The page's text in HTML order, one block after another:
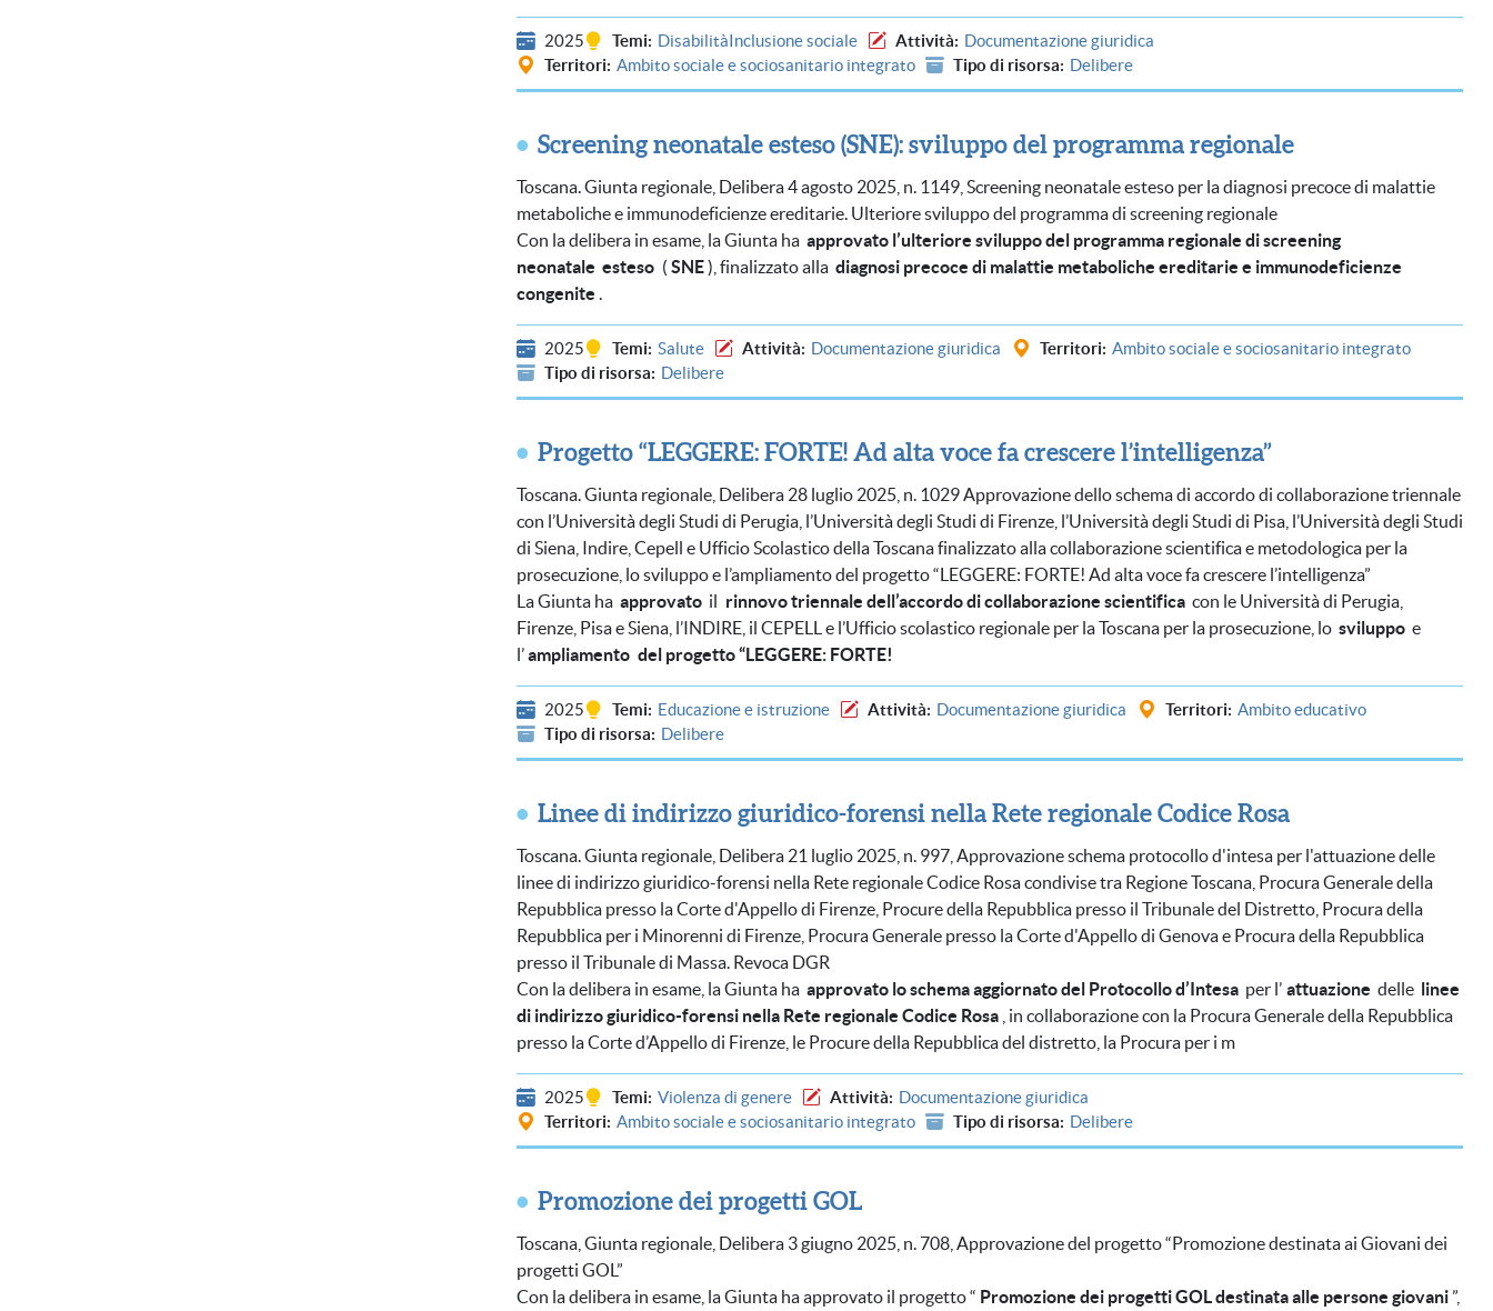
2025 Temi Disabilità Inclusione sociale Attività
Documentazione giuridica
Territori Ambito sociale e sociosanitario integrato Tipo di risorsa Delibere
Screening neonatale esteso (SNE): sviluppo del programma regionale
Toscana. Giunta regionale, Delibera 4 agosto 2025, n. 1149, Screening neonatale esteso per la diagnosi precoce di malattie
metaboliche e immunodeficienze ereditarie. Ulteriore sviluppo del programma di screening regionale
Con la delibera in esame, la Giunta ha approvato l’ulteriore sviluppo del programma regionale di screening
neonatale esteso ( SNE), finalizzato alla diagnosi precoce di malattie metaboliche ereditarie e immunodeficienze
congenite .
2025 Temi Salute Attività Documentazione giuridica Territori Ambito sociale e sociosanitario integrato
Tipo di risorsa
Delibere
Progetto “LEGGERE: FORTE! Ad alta voce fa crescere l’intelligenza”
Toscana. Giunta regionale, Delibera 28 luglio 2025, n. 1029 Approvazione dello schema di accordo di collaborazione triennale
con l’Università degli Studi di Perugia, l’Università degli Studi di Firenze, l’Università degli Studi di Pisa, l’Università degli Studi
di Siena, Indire, Cepell e Ufficio Scolastico della Toscana finalizzato alla collaborazione scientifica e metodologica per la
prosecuzione, lo sviluppo e l’ampliamento del progetto “LEGGERE: FORTE! Ad alta voce fa crescere l’intelligenza”
La Giunta ha approvato il rinnovo triennale dell’accordo di collaborazione scientifica con le Università di Perugia,
Firenze, Pisa e Siena, l’INDIRE, il CEPELL e l’Ufficio scolastico regionale per la Toscana per la prosecuzione, lo sviluppo e
l’ampliamento del progetto “LEGGERE: FORTE!
2025 Temi Educazione e istruzione Attività Documentazione giuridica Territori Ambito educativo
Tipo di risorsa
Delibere
Linee di indirizzo giuridico-forensi nella Rete regionale Codice Rosa
Toscana. Giunta regionale, Delibera 21 luglio 2025, n. 997, Approvazione schema protocollo d'intesa per l'attuazione delle
linee di indirizzo giuridico-forensi nella Rete regionale Codice Rosa condivise tra Regione Toscana, Procura Generale della
Repubblica presso la Corte d'Appello di Firenze, Procure della Repubblica presso il Tribunale del Distretto, Procura della
Repubblica per i Minorenni di Firenze, Procura Generale presso la Corte d'Appello di Genova e Procura della Repubblica
presso il Tribunale di Massa. Revoca DGR
Con la delibera in esame, la Giunta ha approvato lo schema aggiornato del Protocollo d’Intesa per l’ attuazione delle
linee
di indirizzo giuridico-forensi nella Rete regionale Codice Rosa , in collaborazione con la Procura Generale della Repubblica
presso la Corte d’Appello di Firenze, le Procure della Repubblica del distretto, la Procura per i m
2025 Temi Violenza di genere Attività
Documentazione giuridica
Territori Ambito sociale e sociosanitario integrato Tipo di risorsa Delibere
Promozione dei progetti GOL
Toscana, Giunta regionale, Delibera 3 giugno 2025, n. 708, Approvazione del progetto “Promozione destinata ai Giovani dei
progetti GOL”
Con la delibera in esame, la Giunta ha approvato il progetto “ Promozione dei progetti GOL destinata alle persone giovani”,